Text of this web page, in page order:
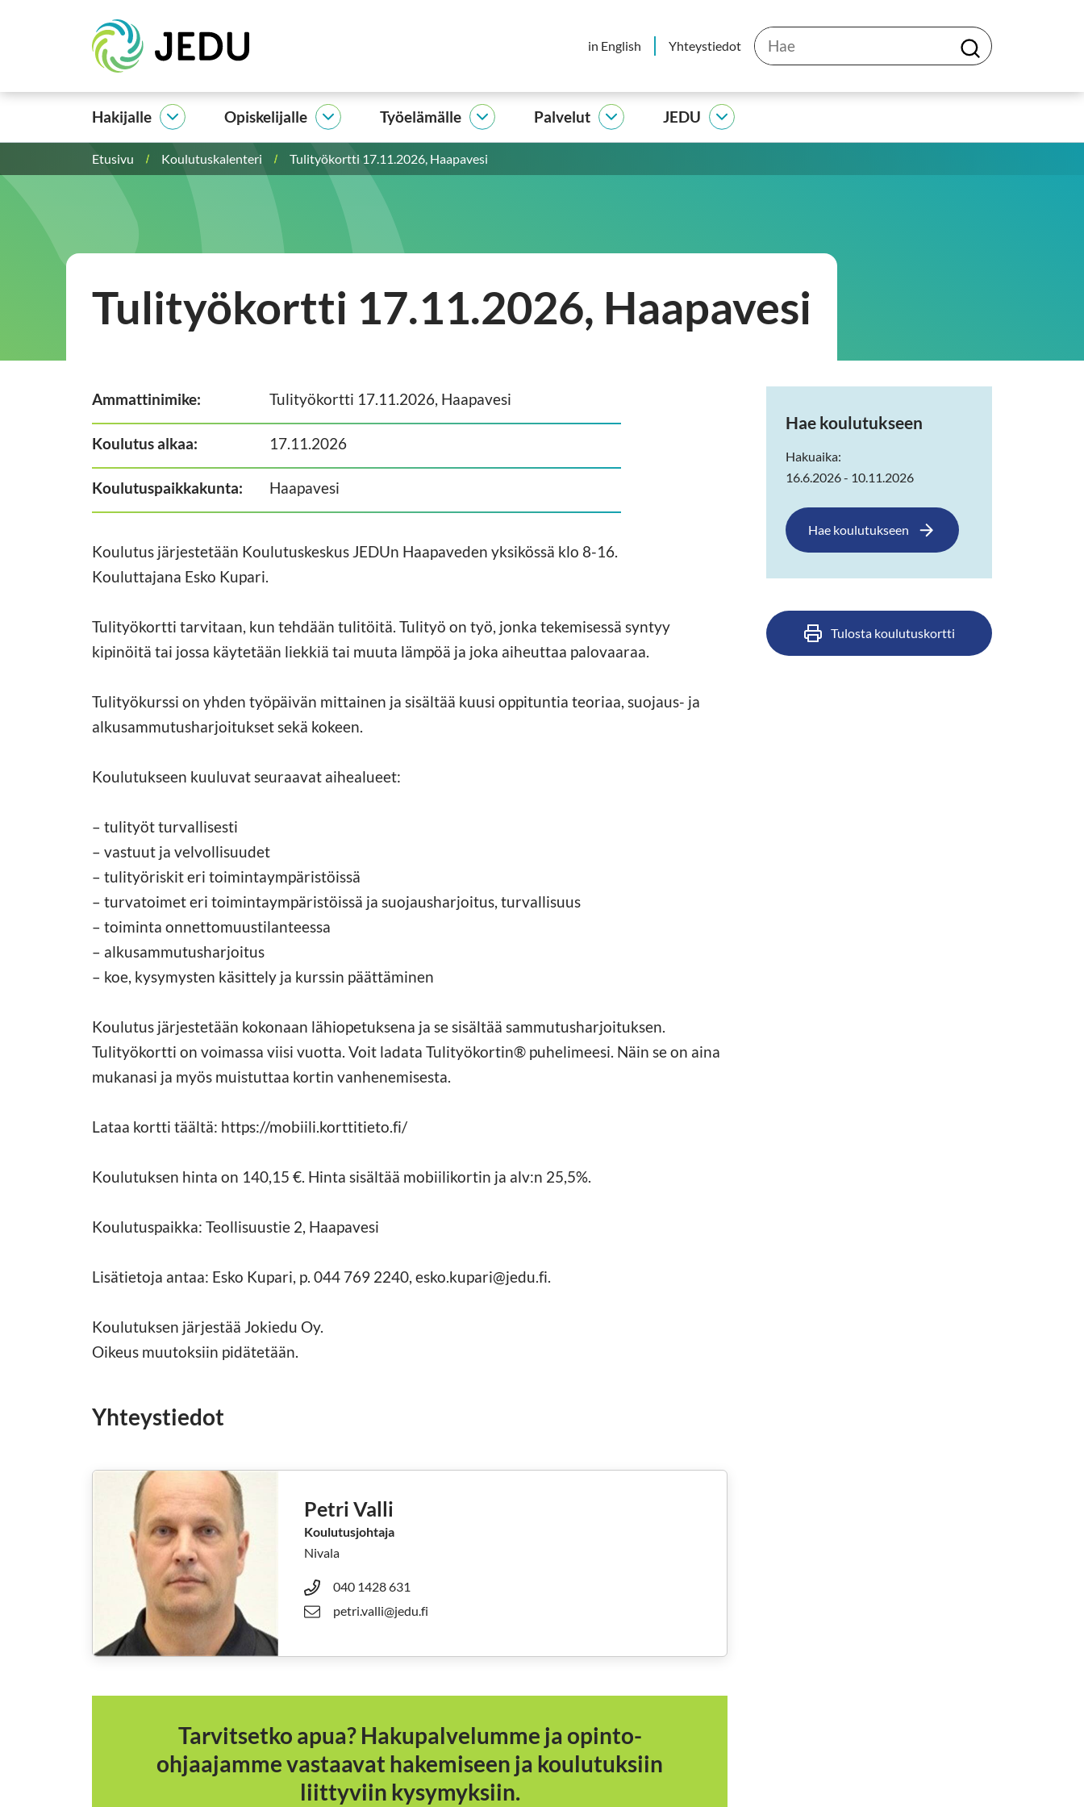
sisältöön
Etusivu
in English Yhteystiedot Hae
H
a
Hakijalle
Hakijalle
alasivut
Opiskelijalle
Opiskelijalle
alasivut
Työelämälle
Työelämälle
alasivut
Palvelut
Palvelut
alasivut
JEDU
JEDU
alasivut
Etusivu Koulutuskalenteri Tulityökortti 17.11.2026, Haapavesi
Tulityökortti 17.11.2026, Haapavesi
Ammattinimike: Tulityökortti 17.11.2026, Haapavesi
Koulutus alkaa: 17.11.2026
Koulutuspaikkakunta: Haapavesi
Koulutus järjestetään Koulutuskeskus JEDUn Haapaveden yksikössä klo 8-16.
Kouluttajana Esko Kupari.
Tulityökortti tarvitaan, kun tehdään tulitöitä. Tulityö on työ, jonka tekemisessä syntyy
kipinöitä tai jossa käytetään liekkiä tai muuta lämpöä ja joka aiheuttaa palovaaraa.
Tulityökurssi on yhden työpäivän mittainen ja sisältää kuusi oppituntia teoriaa, suojaus- ja
alkusammutusharjoitukset sekä kokeen.
Koulutukseen kuuluvat seuraavat aihealueet:
– tulityöt turvallisesti
– vastuut ja velvollisuudet
– tulityöriskit eri toimintaympäristöissä
– turvatoimet eri toimintaympäristöissä ja suojausharjoitus, turvallisuus
– toiminta onnettomuustilanteessa
– alkusammutusharjoitus
– koe, kysymysten käsittely ja kurssin päättäminen
Koulutus järjestetään kokonaan lähiopetuksena ja se sisältää sammutusharjoituksen.
Tulityökortti on voimassa viisi vuotta. Voit ladata Tulityökortin® puhelimeesi. Näin se on aina
mukanasi ja myös muistuttaa kortin vanhenemisesta.
Lataa kortti täältä: https://mobiili.korttitieto.fi/
Koulutuksen hinta on 140,15 €. Hinta sisältää mobiilikortin ja alv:n 25,5%.
Koulutuspaikka: Teollisuustie 2, Haapavesi
Lisätietoja antaa: Esko Kupari, p. 044 769 2240, esko.kupari@jedu.fi.
Koulutuksen järjestää Jokiedu Oy.
Oikeus muutoksiin pidätetään.
Yhteystiedot
Petri Valli
Koulutusjohtaja
Nivala
040 1428 631
petri.valli@jedu.fi
Tarvitsetko apua? Hakupalvelumme ja opinto-
ohjaajamme vastaavat hakemiseen ja koulutuksiin
liittyviin kysymyksiin.
Hae koulutukseen
Hakuaika:
16.6.2026 - 10.11.2026
Hae koulutukseen
Tulosta koulutuskortti